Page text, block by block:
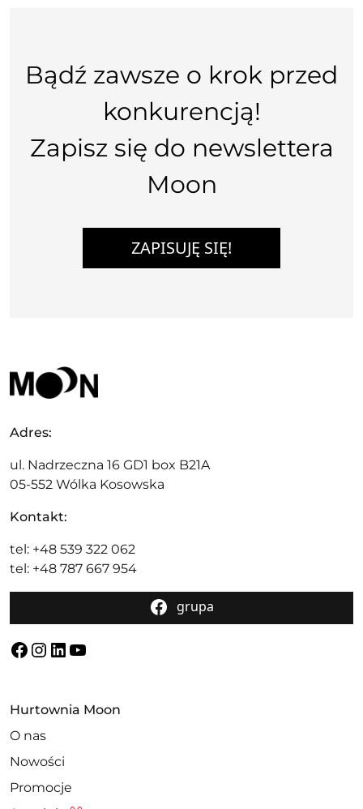
Bądź zawsze o krok przed
konkurencją!
Zapisz się do newslettera
Moon
ZAPISUJĘ SIĘ!
Adres:
ul. Nadrzeczna 16 GD1 box B21A
05-552 Wólka Kosowska
Kontakt:
tel: +48 539 322 062
tel: +48 787 667 954
grupa
Facebook
Instagram
LinkedIn
YouTube
Hurtownia Moon
O nas
Nowości
Promocje